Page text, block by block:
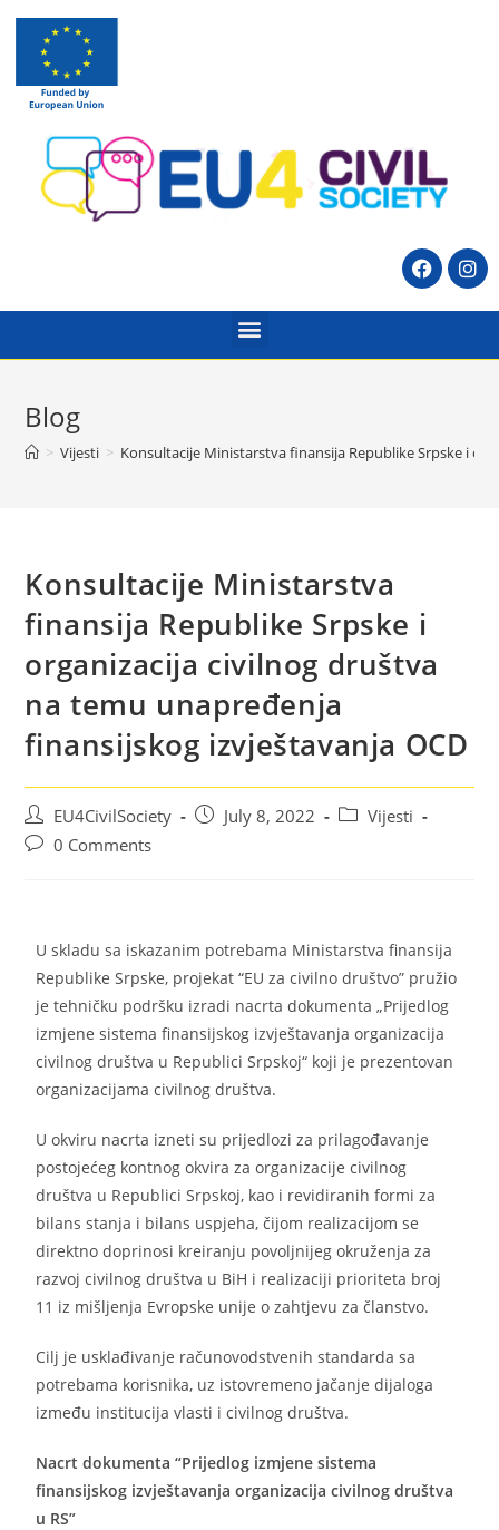
Blog
> Vijesti > Konsultacije Ministarstva finansija Republike Srpske i
Konsultacije Ministarstva
finansija Republike Srpske i
organizacija civilnog društva
na temu unapređenja
finansijskog izvještavanja OCD
EU4CivilSociety July 8, 2022
Vijesti
0 Comments
U skladu sa iskazanim potrebama Ministarstva finansija
Republike Srpske, projekat “EU za civilno društvo” pružio
je tehničku podršku izradi nacrta dokumenta „Prijedlog
izmjene sistema finansijskog izvještavanja organizacija
civilnog društva u Republici Srpskoj“ koji je prezentovan
organizacijama civilnog društva.
U okviru nacrta izneti su prijedlozi za prilagođavanje
postojećeg kontnog okvira za organizacije civilnog
društva u Republici Srpskoj, kao i revidiranih formi za
bilans stanja i bilans uspjeha, čijom realizacijom se
direktno doprinosi kreiranju povoljnijeg okruženja za
razvoj civilnog društva u BiH i realizaciji prioriteta broj
11 iz mišljenja Evropske unije o zahtjevu za članstvo.
Cilj je usklađivanje računovodstvenih standarda sa
potrebama korisnika, uz istovremeno jačanje dijaloga
između institucija vlasti i civilnog društva.
Nacrt dokumenta “Prijedlog izmjene sistema
finansijskog izvještavanja organizacija civilnog društva
u RS”